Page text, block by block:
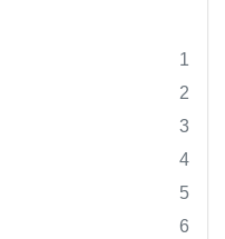
1
2
3
4
5
6